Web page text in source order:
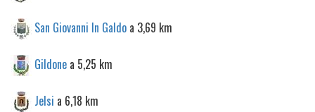
San Giovanni In Galdo a 3,69 km
Gildone a 5,25 km
Jelsi a 6,18 km